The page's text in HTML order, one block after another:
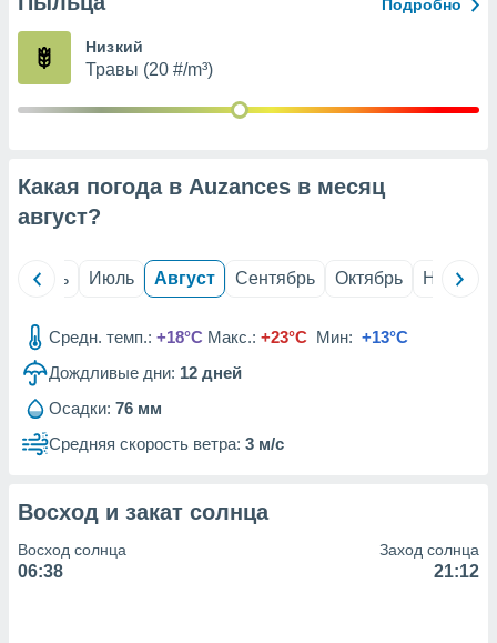
из
рекламы
сведения
Подробно
Низкий
Травы (20 #/m³)
Какая погода в Auzances в месяц
август?
Июнь Июль Август Сентябрь Октябрь Ноябрь
Средн. темп.: +18°C Макс.: +23°C Мин: +13°C
Дождливые дни: 12 дней
Осадки: 76 мм
Средняя скорость ветра: 3 м/с
Восход и закат солнца
Восход солнца
06:38
Заход солнца
21:12